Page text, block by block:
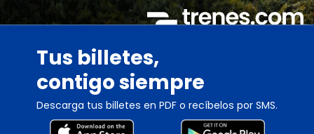
Tus billetes,
contigo siempre
Descarga tus billetes en PDF o recíbelos por SMS.